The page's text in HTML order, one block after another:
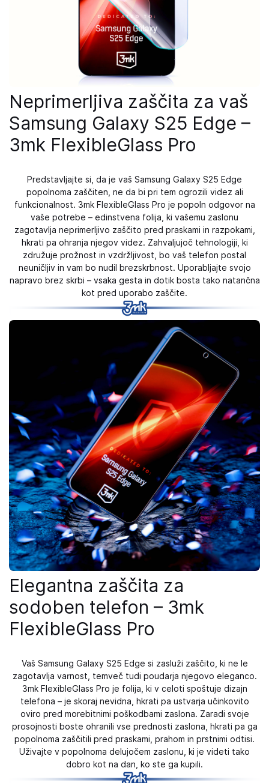
Neprimerljiva zaščita za vaš
Samsung Galaxy S25 Edge –
3mk FlexibleGlass Pro
Predstavljajte si, da je vaš Samsung Galaxy S25 Edge
popolnoma zaščiten, ne da bi pri tem ogrozili videz ali
funkcionalnost. 3mk FlexibleGlass Pro je popoln odgovor na
vaše potrebe – edinstvena folija, ki vašemu zaslonu
zagotavlja neprimerljivo zaščito pred praskami in razpokami,
hkrati pa ohranja njegov videz. Zahvaljujoč tehnologiji, ki
združuje prožnost in vzdržljivost, bo vaš telefon postal
neuničljiv in vam bo nudil brezskrbnost. Uporabljajte svojo
napravo brez skrbi – vsaka gesta in dotik bosta tako natančna
kot pred uporabo zaščite.
Elegantna zaščita za
sodoben telefon – 3mk
FlexibleGlass Pro
Vaš Samsung Galaxy S25 Edge si zasluži zaščito, ki ne le
zagotavlja varnost, temveč tudi poudarja njegovo eleganco.
3mk FlexibleGlass Pro je folija, ki v celoti spoštuje dizajn
telefona – je skoraj nevidna, hkrati pa ustvarja učinkovito
oviro pred morebitnimi poškodbami zaslona. Zaradi svoje
prosojnosti boste ohranili vse prednosti zaslona, ​​hkrati pa ga
popolnoma zaščitili pred praskami, prahom in prstnimi odtisi.
Uživajte v popolnoma delujočem zaslonu, ki je videti tako
dobro kot na dan, ko ste ga kupili.